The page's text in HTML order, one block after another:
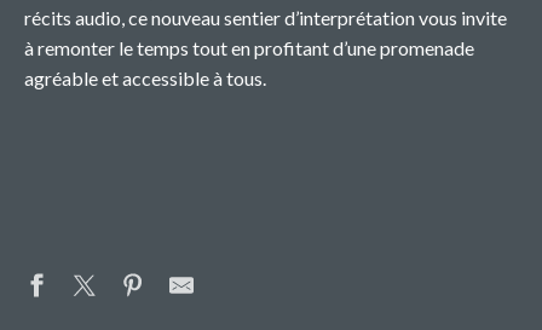
récits audio, ce nouveau sentier d’interprétation vous invite
à remonter le temps tout en profitant d’une promenade
agréable et accessible à tous.